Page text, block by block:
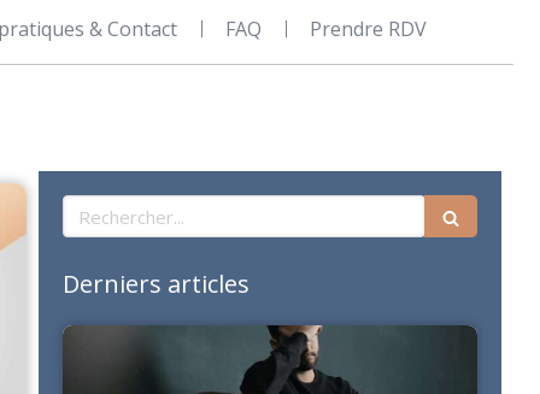
& Contact FAQ Prendre RDV
Rechercher
Derniers articles